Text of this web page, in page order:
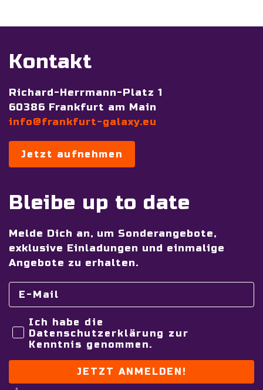
Kontakt
Richard-Herrmann-Platz 1
60386 Frankfurt am Main
info@frankfurt-galaxy.eu
Jetzt aufnehmen
Bleibe up to date
Melde Dich an, um Sonderangebote,
exklusive Einladungen und einmalige
Angebote zu erhalten.
Ich habe die
Datenschutzerklärung zur
Kenntnis genommen.
JETZT ANMELDEN!